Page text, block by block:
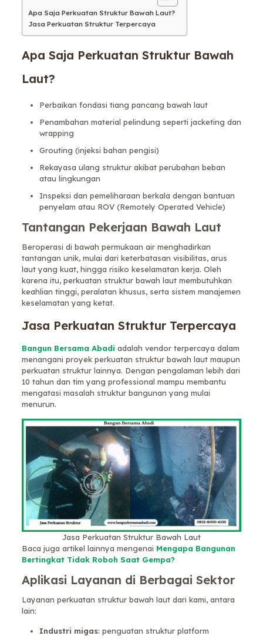
Apa Saja Perkuatan Struktur Bawah Laut?
Jasa Perkuatan Struktur Terpercaya
Apa Saja Perkuatan Struktur Bawah
Laut?
Perbaikan fondasi tiang pancang bawah laut
Penambahan material pelindung seperti jacketing dan
wrapping
Grouting (injeksi bahan pengisi)
Rekayasa ulang struktur akibat perubahan beban
atau lingkungan
Inspeksi dan pemeliharaan berkala dengan bantuan
penyelam atau ROV (Remotely Operated Vehicle)
Tantangan Pekerjaan Bawah Laut
Beroperasi di bawah permukaan air menghadirkan
tantangan unik, mulai dari keterbatasan visibilitas, arus
laut yang kuat, hingga risiko keselamatan kerja. Oleh
karena itu, perkuatan struktur bawah laut membutuhkan
keahlian tinggi, peralatan khusus, serta sistem manajemen
keselamatan yang ketat.
Jasa Perkuatan Struktur Terpercaya
Bangun Bersama Abadi adalah vendor terpercaya dalam
menangani proyek perkuatan struktur bawah laut maupun
perkuatan struktur lainnya. Dengan pengalaman lebih dari
10 tahun dan tim yang professional mampu membantu
mengatasi masalah struktur bangunan yang mulai
menurun.
Jasa Perkuatan Struktur Bawah Laut
Baca juga artikel lainnya mengenai Mengapa Bangunan
Bertingkat Tidak Roboh Saat Gempa?
Aplikasi Layanan di Berbagai Sektor
Layanan perkuatan struktur bawah laut dari kami, antara
lain:
Industri migas: penguatan struktur platform